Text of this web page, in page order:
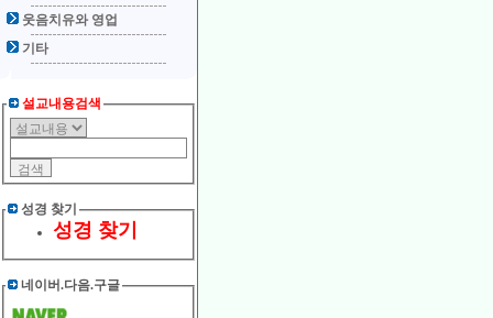
웃음치유와 영업
기타
설교내용검색
성경 찾기
성경 찾기
네이버.다음.구글